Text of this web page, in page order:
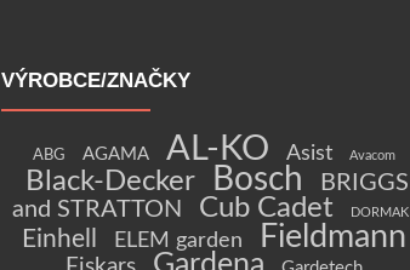
VÝROBCE/ZNAČKY
ABG AGAMA AL-KO Asist Avacom
Black-Decker Bosch
BRIGGS
and STRATTON
Cub Cadet DORMAK
Einhell ELEM garden Fieldmann